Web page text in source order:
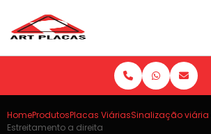
HomeProdutosPlacas ViáriasSinalização viária
Estreitamento a direita